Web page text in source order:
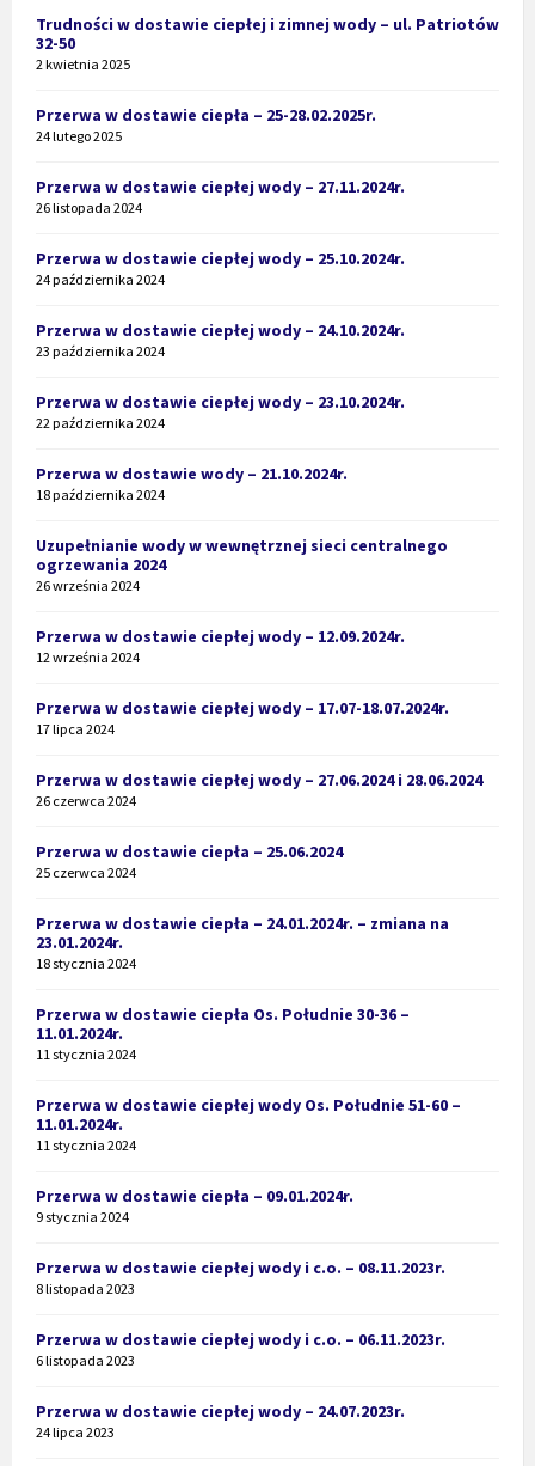
Trudności w dostawie ciepłej i zimnej wody – ul. Patriotów
32-50
2 kwietnia 2025
Przerwa w dostawie ciepła – 25-28.02.2025r.
24 lutego 2025
Przerwa w dostawie ciepłej wody – 27.11.2024r.
26 listopada 2024
Przerwa w dostawie ciepłej wody – 25.10.2024r.
24 października 2024
Przerwa w dostawie ciepłej wody – 24.10.2024r.
23 października 2024
Przerwa w dostawie ciepłej wody – 23.10.2024r.
22 października 2024
Przerwa w dostawie wody – 21.10.2024r.
18 października 2024
Uzupełnianie wody w wewnętrznej sieci centralnego
ogrzewania 2024
26 września 2024
Przerwa w dostawie ciepłej wody – 12.09.2024r.
12 września 2024
Przerwa w dostawie ciepłej wody – 17.07-18.07.2024r.
17 lipca 2024
Przerwa w dostawie ciepłej wody – 27.06.2024 i 28.06.2024
26 czerwca 2024
Przerwa w dostawie ciepła – 25.06.2024
25 czerwca 2024
Przerwa w dostawie ciepła – 24.01.2024r. – zmiana na
23.01.2024r.
18 stycznia 2024
Przerwa w dostawie ciepła Os. Południe 30-36 –
11.01.2024r.
11 stycznia 2024
Przerwa w dostawie ciepłej wody Os. Południe 51-60 –
11.01.2024r.
11 stycznia 2024
Przerwa w dostawie ciepła – 09.01.2024r.
9 stycznia 2024
Przerwa w dostawie ciepłej wody i c.o. – 08.11.2023r.
8 listopada 2023
Przerwa w dostawie ciepłej wody i c.o. – 06.11.2023r.
6 listopada 2023
Przerwa w dostawie ciepłej wody – 24.07.2023r.
24 lipca 2023